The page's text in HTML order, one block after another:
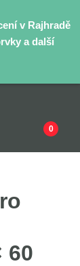
v Rajhradě
a další
0
60